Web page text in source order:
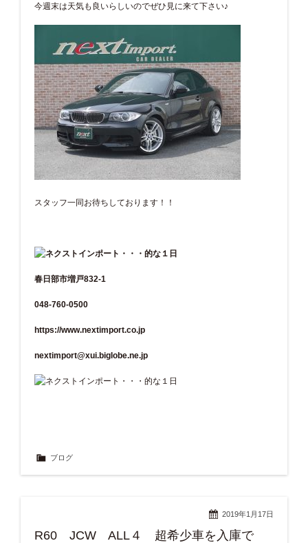
今週末は天気も良いらしいのでぜひ見に来て下さい♪
スタッフ一同お待ちしております！！
春日部市増戸832-1
048-760-0500
https://www.nextimport.co.jp
nextimport@xui.biglobe.ne.jp
ブログ
2019年1月17日
R60 JCW ALL４ 超希少車を入庫で